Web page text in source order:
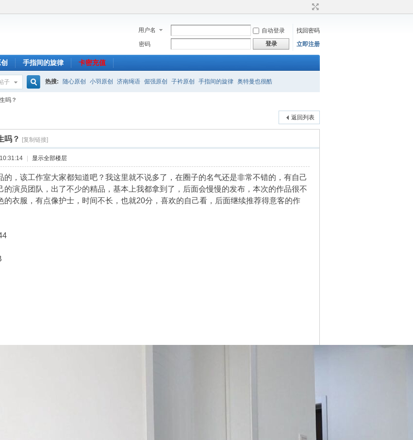
用户名 自动登录
找回密码
密码
登录 立即注册
手指间的旋律 卡密充值
子
索
热搜: 随心原创 小羽原创 济南绳语 倔强原创 子衿原创 手指间的旋律 奥特曼也很酷
吗？
返回列表
吗？ [复制链接]
显示全部楼层
的，该工作室大家都知道吧？我这里就不说多了，在圈子的名气还是非常不错的，有自己
的演员团队，出了不少的精品，基本上我都拿到了，后面会慢慢的发布，本次的作品很不
的衣服，有点像护士，时间不长，也就20分，喜欢的自己看，后面继续推荐得意客的作